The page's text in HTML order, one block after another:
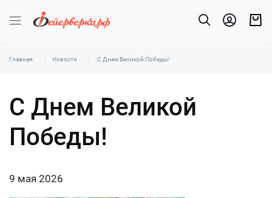
Главная Новости С Днем Великой Победы!
С Днем Великой
Победы!
9 мая 2026